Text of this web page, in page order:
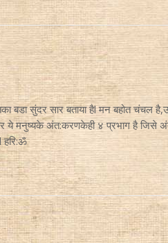
सुंदर सार बताया हैl मन बहोत चंचल
ये मनुष्यके अंत:करणकेही ४ प्रभाग है
हरि:ॐ